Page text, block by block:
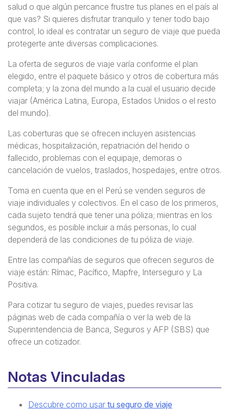
salud o que algún percance frustre tus planes en el país al
que vas? Si quieres disfrutar tranquilo y tener todo bajo
control, lo ideal es contratar un seguro de viaje que pueda
protegerte ante diversas complicaciones.
La oferta de seguros de viaje varía conforme el plan
elegido, entre el paquete básico y otros de cobertura más
completa; y la zona del mundo a la cual el usuario decide
viajar (América Latina, Europa, Estados Unidos o el resto
del mundo).
Las coberturas que se ofrecen incluyen asistencias
médicas, hospitalización, repatriación del herido o
fallecido, problemas con el equipaje, demoras o
cancelación de vuelos, traslados, hospedajes, entre otros.
Toma en cuenta que en el Perú se venden seguros de
viaje individuales y colectivos. En el caso de los primeros,
cada sujeto tendrá que tener una póliza; mientras en los
segundos, es posible incluir a más personas, lo cual
dependerá de las condiciones de tu póliza de viaje.
Entre las compañías de seguros que ofrecen seguros de
viaje están: Rímac, Pacífico, Mapfre, Interseguro y La
Positiva.
Para cotizar tu seguro de viajes, puedes revisar las
páginas web de cada compañía o ver la web de la
Superintendencia de Banca, Seguros y AFP (SBS) que
ofrece un cotizador.
Notas Vinculadas
Descubre como usar tu seguro de viaje